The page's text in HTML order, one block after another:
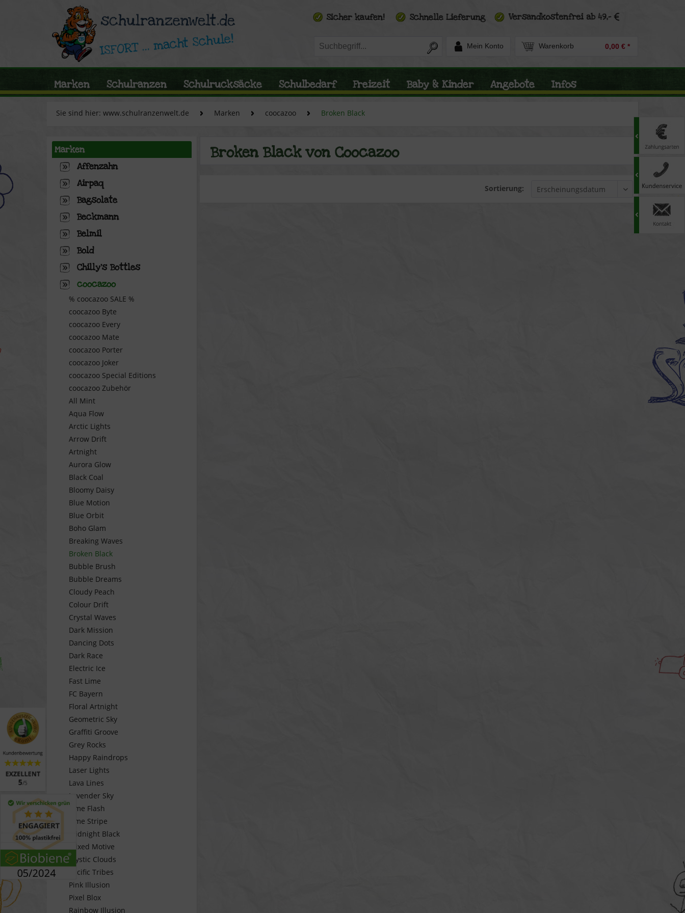
Mein Konto Warenkorb 0,00 € *
Marken Schulranzen Schulrucksäcke Schulbedarf Freizeit Baby & Kinder Angebote Infos
Sie sind hier: www.schulranzenwelt.de Marken coocazoo Broken Black
Marken
Affenzahn
Airpaq
Bagsolate
Beckmann
Belmil
Bold
Chilly's Bottles
coocazoo
% coocazoo SALE %
coocazoo Byte
coocazoo Every
coocazoo Mate
coocazoo Porter
coocazoo Joker
coocazoo Special Editions
coocazoo Zubehör
All Mint
Aqua Flow
Arctic Lights
Arrow Drift
Artnight
Aurora Glow
Black Coal
Bloomy Daisy
Blue Motion
Blue Orbit
Boho Glam
Breaking Waves
Broken Black
Bubble Brush
Bubble Dreams
Cloudy Peach
Colour Drift
Crystal Waves
Dark Mission
Dancing Dots
Dark Race
Electric Ice
Fast Lime
FC Bayern
Floral Artnight
Geometric Sky
Graffiti Groove
Grey Rocks
Happy Raindrops
Laser Lights
Lava Lines
Lavender Sky
Lime Flash
Lime Stripe
Midnight Black
Mixed Motive
Mystic Clouds
Pacific Tribes
Pink Illusion
Pixel Blox
Rainbow Illusion
Broken Black von Coocazoo
Sortierung: